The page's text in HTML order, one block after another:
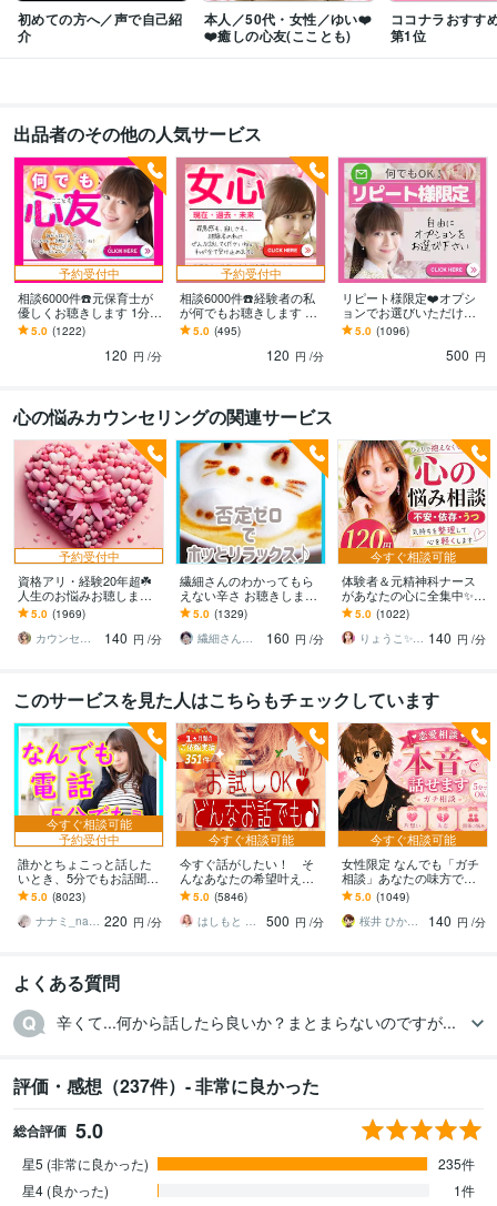
💙以下、私が辛かった時期に支えてくれた曲たちです。 2000年3月 ~ 現在
🌈 20代の時／支えてくれた詩❶ 〜愛は勝つ〜 2000年3月 ~ 2021年2月
🌈 30代の時／支えてくれた詩❷ 〜そばにいるよ〜
2000年3月 ~ 2021年2
月
🌈 30代の時／支えてくれた詩❸ 〜Jupiter (ジュピター)〜
021年2月
🌈 40代の時／支えてくれた詩❸ 〜栄光の架け橋〜
2000年3月 ~ 2021年2
月
🌈 50代の今／身に染みる詩❹ 〜糸〜 2020年3月 ~ 現在
受賞歴
✅ココナラ／ブログ開始〜現在に至る ✅Amazon Kindle出版／『自分らし
く生きる／結依』 ✅Amazon Kindle／『スマホ1台で大逆転！結依』 ✅A
アドバイザー・カウンセラー部門
㊗️【順位/1位】浮気・不倫の相談／9149
セラー／10115人中 ㊗️【順位/1位】結婚・離婚の相談／7874人中
位/1位】失恋・復縁の相談／8004人中
㊗️【順位/1位】カウンセラー・アド
バイザー／77506人中 ㊗️【順位/2位】人間関係の相談／35861人中 ㊗️【順
位/1位】話し相手・愚痴聞き／39091人中 ㊗️【順位/1位】恋の悩み相談／2
4015人中 ㊗️【順位/1位】『彼女・彼氏の相談／14080人中 ㊗️【順位/1
位】保育士の悩み相談おすすめ／1853人中 ㊗️【総合/1位】子連れ離婚の相
談おすすめ ━━━━━━━ ❤️ ━━━━━━━ ✅登録『ココナラ電話相談
スタート』 ✅昇格『ココナラ／プラチナランク達成』♡
資格・検定
幼稚園教諭免許 取得年 : 1999年
保育士 取得年 : 1999年
チャイルドコーチングアドバイザー 取得年 : 1999年
アロマセラピスト
ホームヘルパー3級 取得年 : 1999年
ホームヘルパー2級 取得年 : 1999年
得意分野
悩み相談・カウンセリング ◆気軽な話し相手・悩み相談
◆不倫・W不
倫・浮気の相談 ◆うつ病・薬の副作用の相談 ◆離婚・シングルマザー・
再婚の相談 ◆親子関係・兄弟(姉妹)関係の相談
◆障害者を持つ家族の相談
◆子育て・知能開発の相談 ◆職場の人間関係・いじめ・パワハラ相談
保育士・幼稚園教諭の相談
◆夫婦問題の相談
不倫 夫婦 生き方
ラ電話相談ビジネス②コンサル
◆リピート様の対応
(サムネイル)コンサル②添削
◆商品画像(サムネイル)コンサル③制作
ーー
ーーーーーーーーーーーーーーーーーー
初心者・電話相談悩み サムネイル ヘッダー
学歴
◯◯◯◯◯女子短期大学
◯◯◯◯県立◯◯◯◯高等学校
初めての方へ／声で自己紹
介
本人／50代・女性／ゆい❤️
❤️癒しの心友(こことも)
ココナラおすす
第1位
出品者のその他の人気サービス
予約受付中
相談6000件☎️元保育士が
優しくお聴きします 1分で
もOK❤️話し相手〜悩み相
談まで何でもOK❗️✅男女可
5.0 (1222)
120 円 /分
予約受付中
相談6000件☎️経験者の私
が何でもお聴きします 男
女可✅女性心理／男性心理
／LINE／出会アプリ／何
5.0 (495)
120 円 /分
リピート様限定❤️オプシ
ョンでお選びいただけま
す ✅ 2回目からご利用可
能(※問合せ＆質問可能)
5.0 (1096)
500 円
心の悩みカウンセリングの関連サービス
予約受付中
資格アリ・経験20年超☘️
人生のお悩みお聴します
鬱・HSP・介護障害・毒
親・恋愛・仕事・育児・
占い依存etc
5.0 (1969)
カウンセリング事務所☘️オフィスカノン
140 円 /分
繊細さんのわかってもら
えない辛さ お聴きします
HSP/モヤモヤを手放す一
歩☘️自分を大切にする✨を
始めよう
5.0 (1329)
繊細さん相談室☘️野崎真礼（まひろ）
160 円 /分
今すぐ相談可能
体験者＆元精神科ナース
があなたの心に全集中✨し
ます 不安・依存・うつ
【心の悩み】モヤモヤや
不安を整理したい方へ♡
5.0 (1022)
りょうこ✨心を癒し現実を動かすセラピスト 140 円 /分
このサービスを見た人はこちらもチェックしています
今すぐ相談可能
予約受付中
誰かとちょこっと話した
いとき、5分でもお話聞き
ます 疲れた～、でもカウ
ンセリングじゃない、な
んとなく雑談聞いて～
5.0 (8023)
ナナミ_nanami 220 円 /分
今すぐ相談可能
今すぐ話がしたい！ そ
んなあなたの希望叶えま
す 今日あったことから深
刻な悩みまで☆何でも打
ち明けてください。
5.0 (5846)
はしもと ゆっこ♡救急こころの相談室
500 円 /分
今すぐ相談可能
女性限定 なんでも「ガチ
相談」あなたの味方で話
ます 男性目線で、あなた
の恋の“答え”を言葉にしま
す。
5.0 (1049)
桜井 ひかる｜経験豊富の恋愛相談室
140 円 /分
よくある質問
辛くて...何から話したら良いか？まとまらないのですが...
評価・感想（237件）- 非常に良かった
総合評価 5.0
星5 (非常に良かった)
235件
星4 (良かった)
1件